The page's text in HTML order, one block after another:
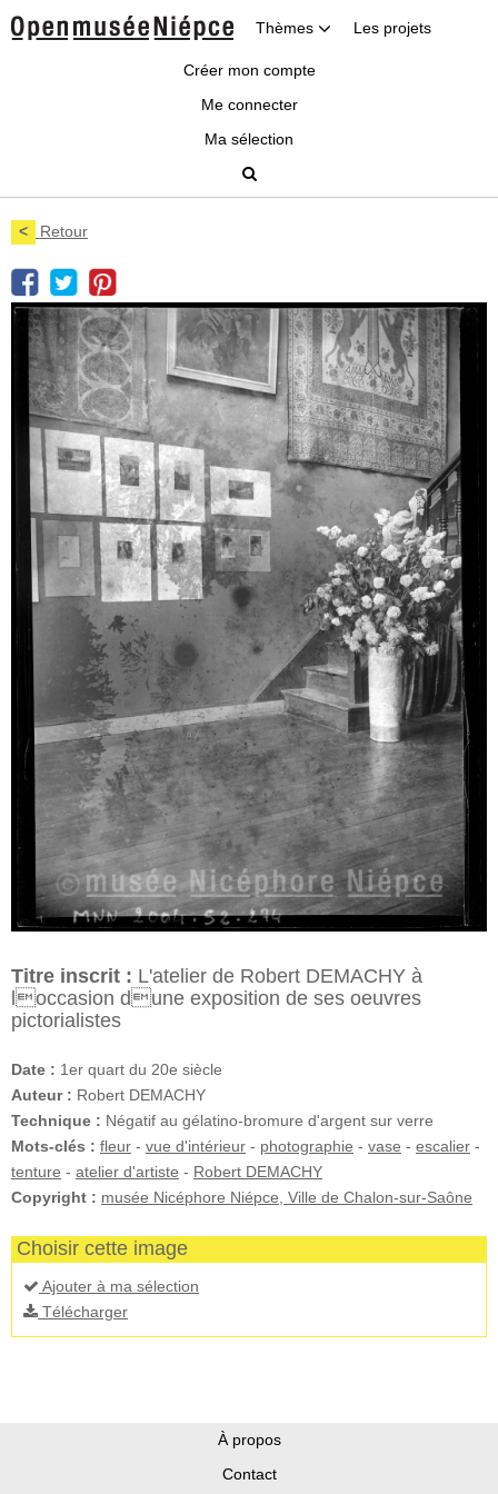
Thèmes Les projets
Créer mon compte
Me connecter
Ma sélection
< Retour
Titre inscrit : L'atelier de Robert DEMACHY à
loccasion dune exposition de ses oeuvres
pictorialistes
Date : 1er quart du 20e siècle
Auteur : Robert DEMACHY
Technique : Négatif au gélatino-bromure d'argent sur verre
Mots-clés : fleur - vue d'intérieur - photographie - vase - escalier -
tenture - atelier d'artiste - Robert DEMACHY
Copyright : musée Nicéphore Niépce, Ville de Chalon-sur-Saône
Choisir cette image
Ajouter à ma sélection
Télécharger
À propos
Contact